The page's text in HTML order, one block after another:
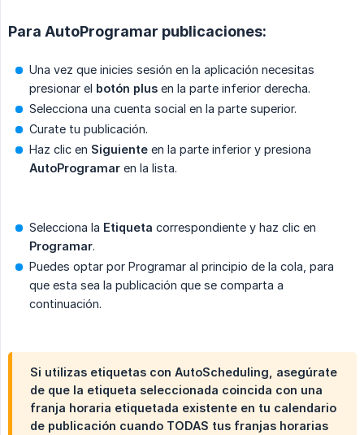
Para AutoProgramar publicaciones:
Una vez que inicies sesión en la aplicación necesitas
presionar el botón plus en la parte inferior derecha.
Selecciona una cuenta social en la parte superior.
Curate tu publicación.
Haz clic en Siguiente en la parte inferior y presiona
AutoProgramar en la lista.
Selecciona la Etiqueta correspondiente y haz clic en
Programar.
Puedes optar por Programar al principio de la cola, para
que esta sea la publicación que se comparta a
continuación.
Si utilizas etiquetas con AutoScheduling, asegúrate
de que la etiqueta seleccionada coincida con una
franja horaria etiquetada existente en tu calendario
de publicación cuando TODAS tus franjas horarias